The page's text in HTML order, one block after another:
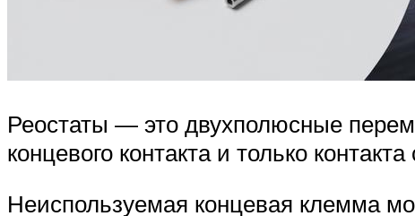
Реостаты — это двухполюсные
концевого контакта и только
Неиспользуемая концевая клемма